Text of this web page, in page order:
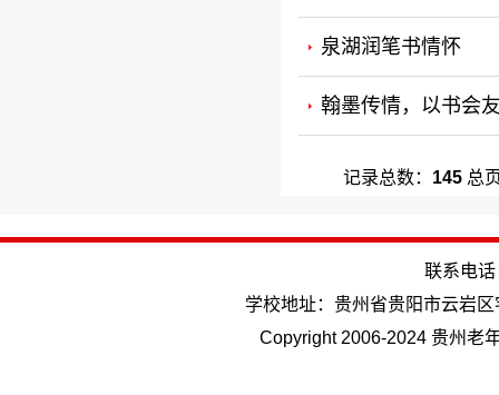
泉湖润笔书情怀
翰墨传情，以书会
记录总数： 145总
联系电
学校地址：贵州省贵阳市云岩
Copyright 2006-2024 贵州老